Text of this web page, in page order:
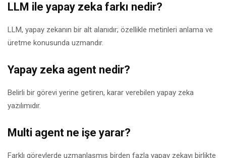
LLM ile yapay zeka farkı nedir?
LLM, yapay zekanın bir alt alanıdır; özellikle metinleri anlama ve
üretme konusunda uzmandır.
Yapay zeka agent nedir?
Belirli bir görevi yerine getiren, karar verebilen yapay zeka
yazılımıdır.
Multi agent ne işe yarar?
Farklı görevlerde uzmanlaşmış birden fazla yapay zekayı birlikte